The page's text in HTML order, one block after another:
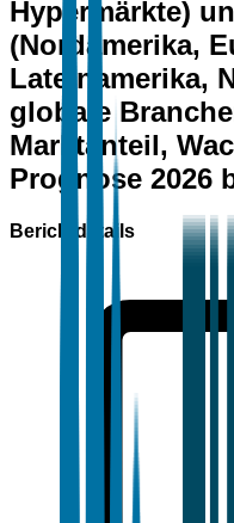
Hypermärkte)
(Nordamerika,
Lateinamerika,
globale
Marktanteil,
Prognose 2026
Berichtdetails